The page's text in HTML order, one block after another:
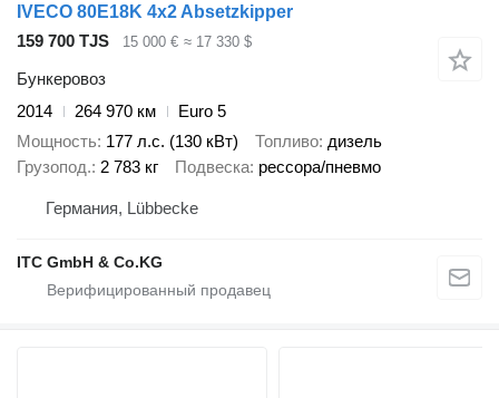
IVECO 80E18K 4x2 Absetzkipper
159 700 TJS
15 000 € ≈ 17 330 $
Бункеровоз
2014
264 970 км
Euro 5
Мощность 177 л.с. (130 кВт) Топливо дизель
Грузопод. 2 783 кг Подвеска рессора/пневмо
Германия, Lübbecke
ITC GmbH & Co.KG